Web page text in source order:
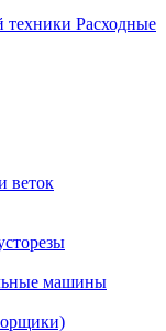
Расходные
веток
машины